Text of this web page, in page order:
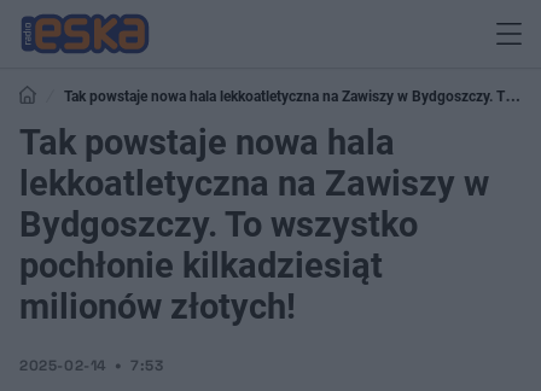
Tak powstaje nowa hala lekkoatletyczna na Zawiszy w Bydgoszczy. To
wszystko pochłonie kilkadziesiąt milionów złotych!
Tak powstaje nowa hala
lekkoatletyczna na Zawiszy w
Bydgoszczy. To wszystko
pochłonie kilkadziesiąt
milionów złotych!
2025-02-14 7:53